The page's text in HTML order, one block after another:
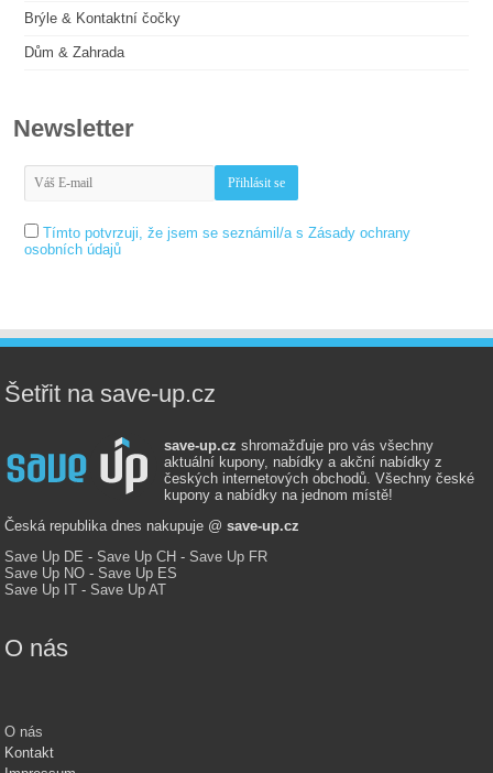
Brýle & Kontaktní čočky
Dům & Zahrada
Newsletter
Tímto potvrzuji, že jsem se seznámil/a s Zásady ochrany
osobních údajů
Šetřit na save-up.cz
save-up.cz shromažďuje pro vás všechny
aktuální kupony, nabídky a akční nabídky z
českých internetových obchodů. Všechny české
kupony a nabídky na jednom místě!
Česká republika dnes nakupuje @save-up.cz
Save Up DE -Save Up CH -Save Up FR
Save Up NO -Save Up ES
Save Up IT -Save Up AT
O nás
O nás
Kontakt